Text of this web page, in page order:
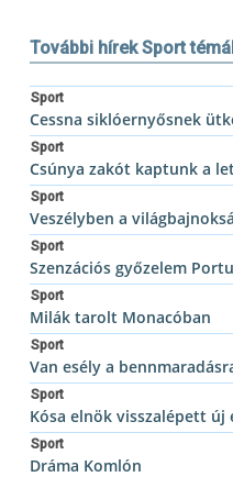
További hírek Sport
Sport
Cessna siklóernyősnek
Sport
Csúnya zakót kaptunk a
Sport
Veszélyben a
Sport
Szenzációs győzelem
Sport
Milák tarolt Monacóban
Sport
Van esély a
Sport
Kósa elnök visszalépett
Sport
Dráma Komlón